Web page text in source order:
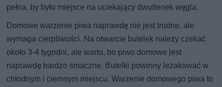
pełna, by było miejsce na uciekający dwutlenek węgla.
Domowe warzenie piwa naprawdę nie jest trudne, ale
wymaga cierpliwości. Na otwarcie butelek należy czekać
około 3-4 tygodni, ale warto, bo piwo domowe jest
naprawdę bardzo smaczne. Butelki powinny leżakować w
chłodnym i ciemnym miejscu. Warzenie domowego piwa to